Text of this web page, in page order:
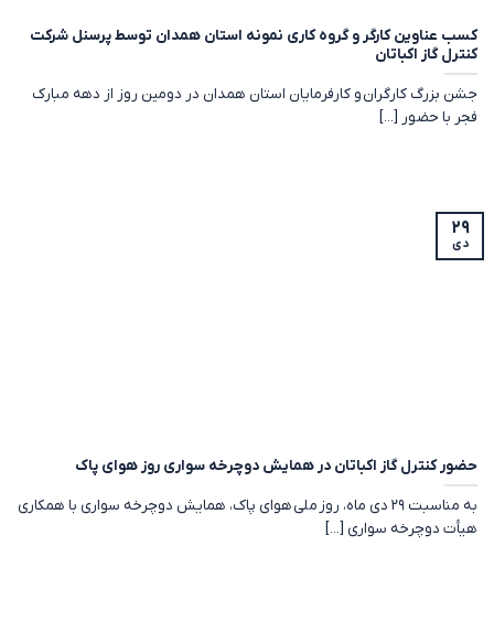
کسب عناوین کارگر و گروه کاری نمونه استان همدان توسط پرسنل شرکت
کنترل گاز اکباتان
جشن بزرگ کارگران و کارفرمایان استان همدان در دومین روز از دهه مبارک
فجر با حضور [...]
حضور کنترل گاز اکباتان در همایش دوچرخه سواری روز هوای پاک
به مناسبت ۲۹ دی ماه، روز ملی هوای پاک، همایش دوچرخه سواری با همکاری
هیأت دوچرخه سواری [...]
۲۹
دی